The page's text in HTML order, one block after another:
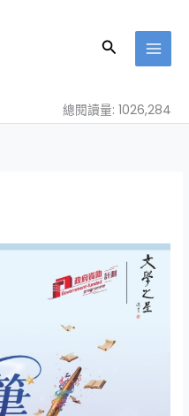
搜
總閱讀量: 1026,284